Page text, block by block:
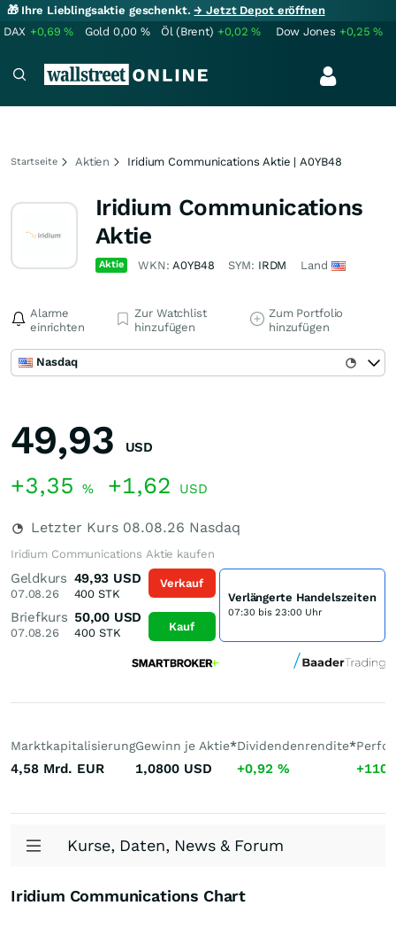
🎁 Ihre Lieblingsaktie geschenkt.→ Jetzt Depot eröffnen
DAX +0,69% Gold 0,00 % Öl (Brent) +0,02% Dow Jones +0,25%
Startseite Aktien Iridium Communications Aktie | A0YB48
Iridium Communications
Aktie
Aktie WKN:A0YB48 SYM: IRDM Land
Alarme
einrichten
Zur Watchlist
hinzufügen
Zum Portfolio
hinzufügen
Nasdaq
49,93 USD
+3,35 % +1,62 USD
Letzter Kurs 08.08.26 Nasdaq
Iridium Communications Aktie kaufen
Geldkurs
07.08.26
49,93 USD
400 STK
Briefkurs
07.08.26
50,00 USD
400STK
Verkauf
Kauf
Verlängerte Handelszeiten
07:30 bis 23:00 Uhr
Marktkapitalisierung
4,58 Mrd. EUR
Gewinn je Aktie*
1,0800 USD
Dividendenrendite*
+0,92 %
Kurse, Daten, News & Forum
Iridium Communications Chart